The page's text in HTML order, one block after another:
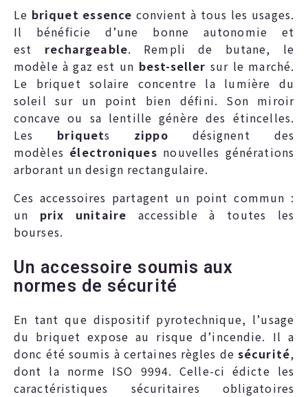
Le briquet essence convient à tous les usages.
Il bénéficie d’une bonne autonomie et
est rechargeable. Rempli de butane, le
modèle à gaz est un best-seller sur le marché.
Le briquet solaire concentre la lumière du
soleil sur un point bien défini. Son miroir
concave ou sa lentille génère des étincelles.
Les briquets zippo désignent des
modèles électroniques nouvelles générations
arborant un design rectangulaire.
Ces accessoires partagent un point commun :
un prix unitaire accessible à toutes les
bourses.
Un accessoire soumis aux
normes de sécurité
En tant que dispositif pyrotechnique, l’usage
du briquet expose au risque d’incendie. Il a
donc été soumis à certaines règles desécurité,
dont la norme ISO 9994. Celle-ci édicte les
caractéristiques sécuritaires obligatoires